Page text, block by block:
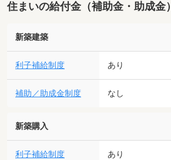
住まいの給付金（補助金・助成金）
新築建築
利子補給制度 あり
補助／助成金制度 なし
新築購入
利子補給制度 あり